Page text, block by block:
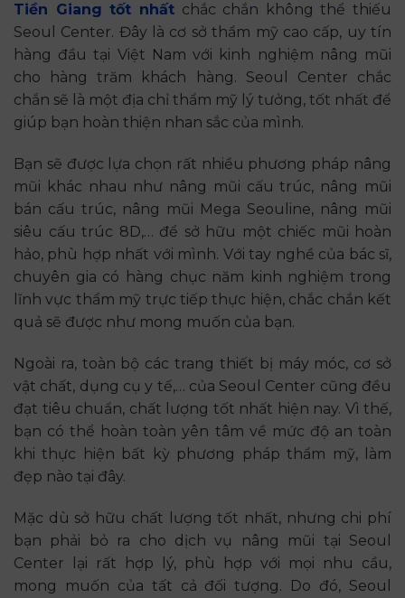
Tiền Giang tốt nhất chắc chắn không thể thiếu
Seoul Center. Đây là cơ sở thẩm mỹ cao cấp, uy tín
hàng đầu tại Việt Nam với kinh nghiệm nâng mũi
cho hàng trăm khách hàng. Seoul Center chắc
chắn sẽ là một địa chỉ thẩm mỹ lý tưởng, tốt nhất để
giúp bạn hoàn thiện nhan sắc của mình.
Bạn sẽ được lựa chọn rất nhiều phương pháp nâng
mũi khác nhau như nâng mũi cấu trúc, nâng mũi
bán cấu trúc, nâng mũi Mega Seouline, nâng mũi
siêu cấu trúc 8D,… để sở hữu một chiếc mũi hoàn
hảo, phù hợp nhất với mình. Với tay nghề của bác sĩ,
chuyên gia có hàng chục năm kinh nghiệm trong
lĩnh vực thẩm mỹ trực tiếp thực hiện, chắc chắn kết
quả sẽ được như mong muốn của bạn.
Ngoài ra, toàn bộ các trang thiết bị máy móc, cơ sở
vật chất, dụng cụ y tế,… của Seoul Center cũng đều
đạt tiêu chuẩn, chất lượng tốt nhất hiện nay. Vì thế,
bạn có thể hoàn toàn yên tâm về mức độ an toàn
khi thực hiện bất kỳ phương pháp thẩm mỹ, làm
đẹp nào tại đây.
Mặc dù sở hữu chất lượng tốt nhất, nhưng chi phí
bạn phải bỏ ra cho dịch vụ nâng mũi tại Seoul
Center lại rất hợp lý, phù hợp với mọi nhu cầu,
mong muốn của tất cả đối tượng. Do đó, Seoul